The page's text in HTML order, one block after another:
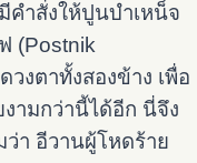
คำสั่งให้ปูนบำเหน็จ
(Postnik
งตาทั้งสองข้าง เพื่อ
ามกว่านี้ได้อีก นี่จึง
า อีวานผู้โหดร้าย